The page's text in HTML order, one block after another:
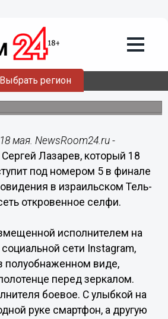
Выбрать регион
сделал откровенное
Евровидения
певец выложил в своем
мая. NewsRoom24.ru -
Лазарев, который 18
под номером 5 в финале
в израильском Тель-
откровенное селфи.
исполнителем на
социальной сети Instagram,
полуобнаженном виде,
перед зеркалом.
боевое. С улыбкой на
руке смартфон, а другую